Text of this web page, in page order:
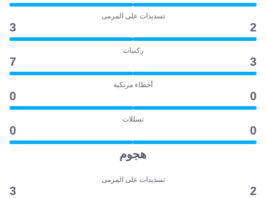
تسديدات على المرمى
2
3
ركنيات
3
7
أخطاء مرتكبة
0
0
تسللات
0
0
هجوم
تسديدات على المرمى
2
3